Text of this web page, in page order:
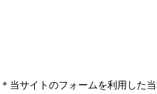
＊当サイトのフォームを利用した